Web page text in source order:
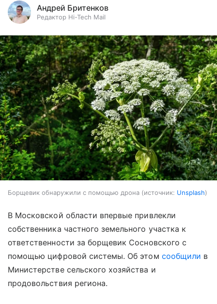
Андрей Бритенков
Редактор Hi-Tech Mail
Борщевик обнаружили с помощью дрона источник: Unsplash
В Московской области впервые привлекли
собственника частного земельного участка к
ответственности за борщевик Сосновского с
помощью цифровой системы. Об этом сообщили в
Министерстве сельского хозяйства и
продовольствия региона.